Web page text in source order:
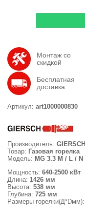
Монтаж со
скидкой
Бесплатная
доставка
Артикул: art1000000830
Производитель: GIERSCH
Товар: Газовая горелка
Модель: MG 3.3 M / L / N
Мощность: 640-2500 кВт
Длина: 1426 мм
Высота: 538 мм
Глубина: 725 мм
Размеры горелки(Д*Dмм):